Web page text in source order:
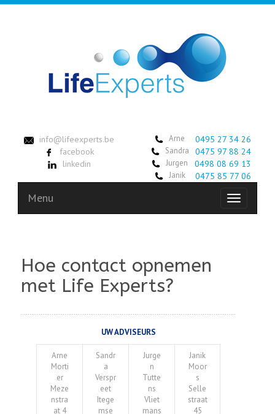
info@lifeexperts.be
facebook
linkedin
Arne 0495 27 34 26
Sandra 0475 97 88 24
Jurgen 0498 08 69 13
Janik 0475 85 77 06
Toggle
Menu
Hoe contact opnemen
met Life Experts?
UW ADVISEURS
Arne
Morti
er
Meze
nstra
at 4
Sandr
a
Verspr
eet
Itege
mse
Jurge
n
Tutte
ns
Vliet
mans
Janik
Moor
s
Selle
straat
45